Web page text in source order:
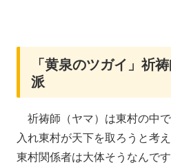
「黄泉のツガイ」祈
派
祈祷師（ヤマ）は東村の中
入れ東村が天下を取ろうと考
東村関係者は大体そうなんです